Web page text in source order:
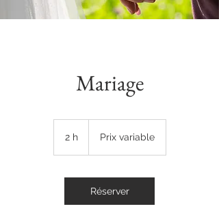
Mariage
2 h2
Prix variable
Réserver